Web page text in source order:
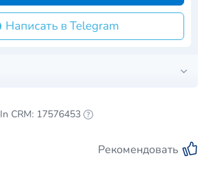
Написать в Telegram
In CRM: 17576453
Рекомендовать